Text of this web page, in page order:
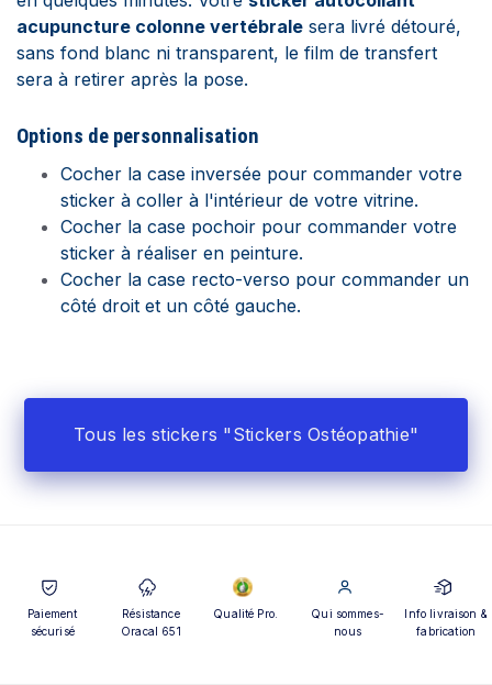
acupuncture colonne vertébrale sera livré détouré,
sans fond blanc ni transparent, le film de transfert
sera à retirer après la pose.
Options de personnalisation
Cocher la case inversée pour commander votre
sticker à coller à l'intérieur de votre vitrine.
Cocher la case pochoir pour commander votre
sticker à réaliser en peinture.
Cocher la case recto-verso pour commander un
côté droit et un côté gauche.
Tous les stickers "Stickers Ostéopathie"
Paiement
sécurisé
Résistance
Oracal 651
Qualité Pro.
Qui sommes-
nous
Info livraison &
fabrication